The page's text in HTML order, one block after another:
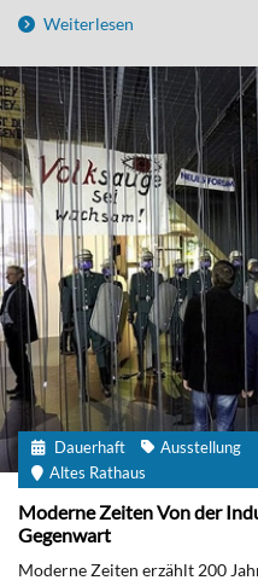
Weiterlesen
Dauerhaft
Ausstellung
Altes Rathaus
Moderne Zeiten Von der
Gegenwart
Moderne Zeiten erzählt 200